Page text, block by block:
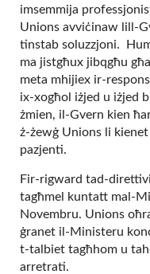
imsemmija
Unions avviċinaw lill-
tinstab soluzzjoni.
ma jistgħux jibqgħu
meta mhijiex ir-
ix-xogħol iżjed u iżjed
żmien, il-Gvern kien
ż-żewġ Unions li
pazjenti.
Fir-rigward tad-
tagħmel kuntatt mal-
Novembru. Unions
ġranet il-Ministeru
t-talbiet tagħhom u
arretrati.